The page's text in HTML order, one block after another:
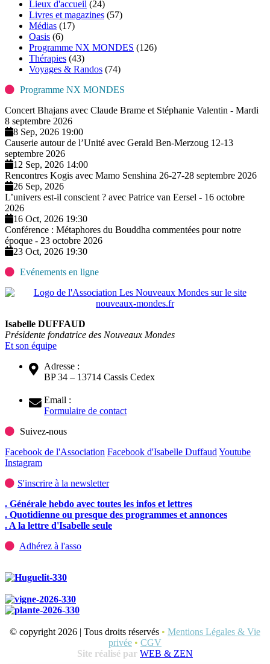
Lieux d'accueil (24)
Livres et magazines (57)
Médias (17)
Oasis (6)
Programme NX MONDES (126)
Thérapies (43)
Voyages & Randos (74)
Programme NX MONDES
Concert Bhajans avec Claude Brame et Stéphanie Valentin - Mardi
8 septembre 2026
8 Sep, 2026 19:00
Causerie autour de l’Unité avec Gerald Ben-Merzoug 12-13
septembre 2026
12 Sep, 2026 14:00
Rencontres Kogis avec Mamo Senshina 26-27-28 septembre 2026
26 Sep, 2026
L’univers est-il conscient ? avec Patrice van Eersel - 16 octobre
2026
16 Oct, 2026 19:30
Conférence : Métaphores du Bouddha commentées pour notre
époque - 23 octobre 2026
23 Oct, 2026 19:30
Evénements en ligne
Isabelle DUFFAUD
Présidente fondatrice des Nouveaux Mondes
Et son équipe
Adresse :
BP 34 – 13714 Cassis Cedex
Email :
Formulaire de contact
Suivez-nous
Facebook de l'Association Facebook d'Isabelle Duffaud Youtube
Instagram
S'inscrire à la newsletter
. Générale hebdo avec toutes les infos et lettres
. Quotidienne ou presque des programmes et annonces
. A la lettre d'Isabelle seule
Adhérez à l'asso
© copyright 2026 | Tous droits réservés • Mentions Légales & Vie
privée • CGV
Site réalisé par WEB & ZEN